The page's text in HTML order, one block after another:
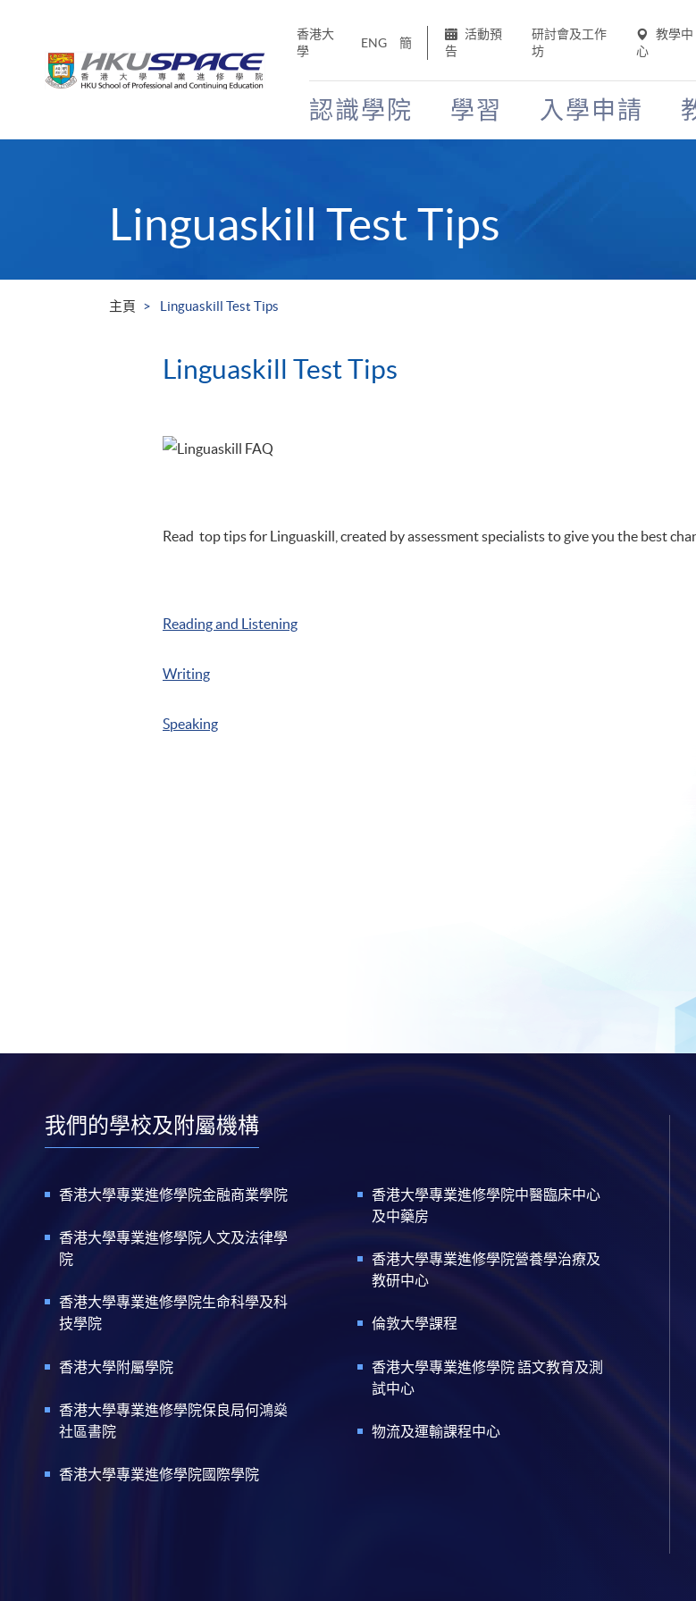
香港大
學
ENG 簡
活動預
告
研討會及工作
坊
教學中
心
認識學院 學習 入學申請
Linguaskill Test Tips
主頁 Linguaskill Test Tips
Linguaskill Test Tips
Read top tips for Linguaskill, created by assessment specialists to give you the best
Reading and Listening
Writing
Speaking
我們的學校及附屬機構
香港大學專業進修學院金融商業學院
香港大學專業進修學院人文及法律學
院
香港大學專業進修學院生命科學及科
技學院
香港大學附屬學院
香港大學專業進修學院保良局何鴻燊
社區書院
香港大學專業進修學院國際學院
香港大學專業進修學院中醫臨床中心
及中藥房
香港大學專業進修學院營養學治療及
教研中心
倫敦大學課程
香港大學專業進修學院 語文教育及測
試中心
物流及運輸課程中心